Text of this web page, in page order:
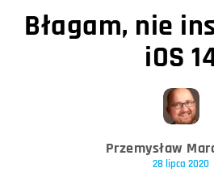
Błagam, nie
iOS
Przemysław
28 lipca 2020